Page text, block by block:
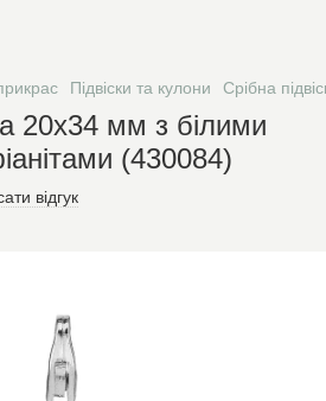
Підвіски та кулони Срібна
20х34 мм з білими
(430084)
відгук